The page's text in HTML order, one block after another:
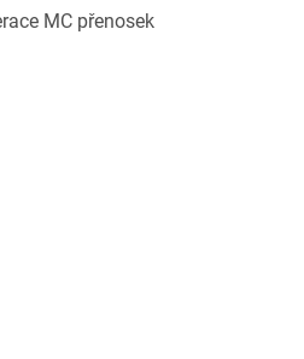
MC přenosek